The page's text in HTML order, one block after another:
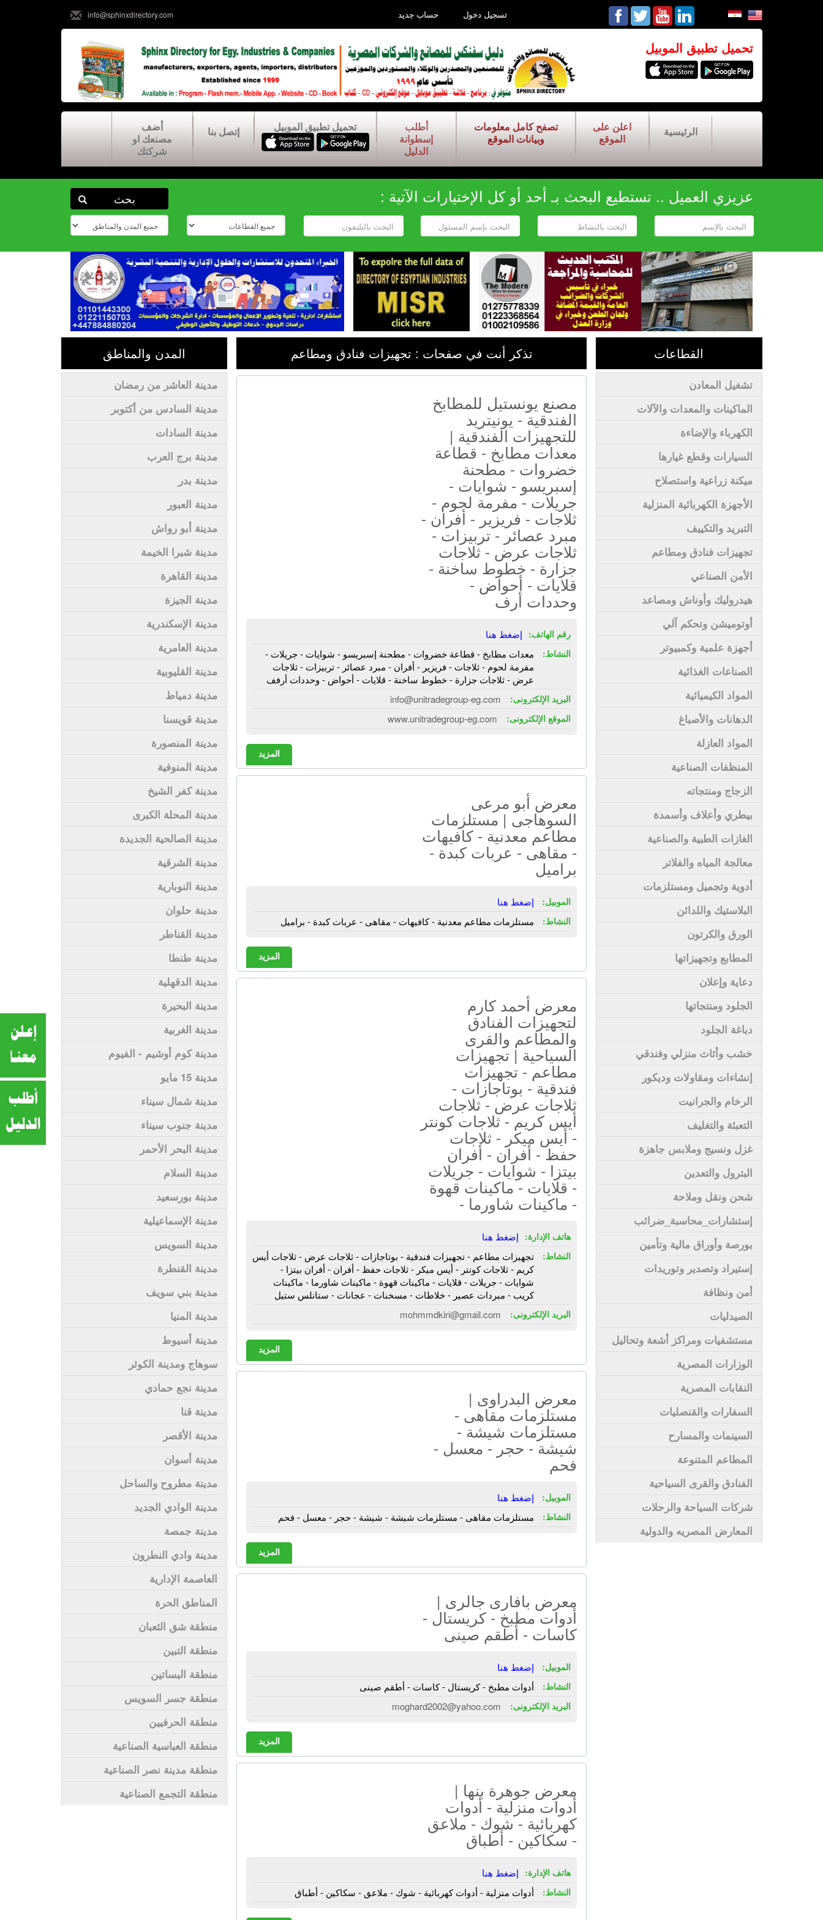
تسجيل دخول حساب جديد info@sphinxdirectory.com
تحميل تطبيق الموبيل
الرئيسية
اعلن على
الموقع
تصفح كامل معلومات
وبيانات الموقع
أطلب
إسطوانة
الدليل
تحميل تطبيق الموبيل إتصل بنا
أضف
مصنعك او
شركتك
عزيزي العميل .. تستطيع البحث بـ أحد أو كل الإختيارات الآتية :
القطاعات
تشغيل المعادن
الماكينات والمعدات والآلات
الكهرباء والإضاءة
السيارات وقطع غيارها
ميكنة زراعية واستصلاح
الأجهزة الكهربائية المنزلية
التبريد والتكييف
تجهيزات فنادق ومطاعم
الأمن الصناعي
هيدروليك وأوناش ومصاعد
أوتوميشن وتحكم آلي
أجهزة علمية وكمبيوتر
الصناعات الغذائية
المواد الكيميائية
الدهانات والأصباغ
المواد العازلة
المنظفات الصناعية
الزجاج ومنتجاته
بيطري وأعلاف وأسمدة
الغازات الطبية والصناعية
معالجة المياه والفلاتر
أدوية وتجميل ومستلزمات
البلاستيك واللدائن
الورق والكرتون
المطابع وتجهيزاتها
دعاية وإعلان
الجلود ومنتجاتها
دباغة الجلود
خشب وأثاث منزلي وفندقي
إنشاءات ومقاولات وديكور
الرخام والجرانيت
التعبئة والتغليف
غزل ونسيج وملابس جاهزة
البترول والتعدين
شحن ونقل وملاحة
إستشارات_محاسبة_ضرائب
بورصة وأوراق مالية وتأمين
إستيراد وتصدير وتوريدات
أمن ونظافة
الصيدليات
مستشفيات ومراكز أشعة وتحاليل
الوزارات المصرية
النقابات المصرية
السفارات والقنصليات
السينمات والمسارح
المطاعم المتنوعة
الفنادق والقرى السياحية
شركات السياحة والرحلات
المعارض المصريه والدولية
تذكر أنت في صفحات : تجهيزات فنادق ومطاعم
مصنع يونستيل للمطابخ
الفندقية - يونيتريد
للتجهيزات الفندقية |
معدات مطابخ - قطاعة
خضروات - مطحنة
إسبريسو - شوايات -
جريلات - مفرمة لحوم -
ثلاجات - فريزير - أفران -
مبرد عصائر - تربيزات -
ثلاجات عرض - ثلاجات
جزارة - خطوط ساخنة -
قلايات - أحواض -
وحددات أرف
رقم الهاتف: إضغط هنا
النشاط:
معدات مطابخ - قطاعة خضروات - مطحنة إسبريسو - شوايات - جريلات -
مفرمة لحوم - ثلاجات - فريزير - أفران - مبرد عصائر - تربيزات - ثلاجات
عرض - ثلاجات جزارة - خطوط ساخنة - قلايات - أحواض - وحددات أرفف
البريد الإلكترونى: info@unitradegroup-eg.com
الموقع الإلكترونى: www.unitradegroup-eg.com
المزيد
معرض أبو مرعى
السوهاجى | مستلزمات
مطاعم معدنية - كافيهات
- مقاهى - عربات كبدة -
براميل
الموبيل: إضغط هنا
النشاط: مستلزمات مطاعم معدنية - كافيهات - مقاهى - عربات كبدة - براميل
المزيد
معرض أحمد كارم
لتجهيزات الفنادق
والمطاعم والقرى
السياحية | تجهيزات
مطاعم - تجهيزات
فندقية - بوتاجازات -
ثلاجات عرض - ثلاجات
أيس كريم - ثلاجات كونتر
- أيس ميكر - ثلاجات
حفظ - أفران - أفران
بيتزا - شوايات - جريلات
- قلايات - ماكينات قهوة
- ماكينات شاورما -
هاتف الإدارة: إضغط هنا
النشاط:
تجهيزات مطاعم - تجهيزات فندقية - بوتاجازات - ثلاجات عرض - ثلاجات أيس
كريم - ثلاجات كونتر - أيس ميكر - ثلاجات حفظ - أفران - أفران بيتزا -
شوايات - جريلات - قلايات - ماكينات قهوة - ماكينات شاورما - ماكينات
كريب - مبردات عصير - خلاطات - مسخنات - عجانات - ستانلس ستيل
البريد الإلكترونى: mohmmdkiri@gmail.com
المزيد
معرض البدراوى |
مستلزمات مقاهى -
مستلزمات شيشة -
شيشة - حجر - معسل -
فحم
الموبيل: إضغط هنا
النشاط: مستلزمات مقاهى - مستلزمات شيشة - شيشة - حجر - معسل - فحم
المزيد
معرض بافارى جالرى |
أدوات مطبخ - كريستال -
كاسات - أطقم صينى
الموبيل: إضغط هنا
النشاط: أدوات مطبخ - كريستال - كاسات - أطقم صينى
البريد الإلكترونى: moghard2002@yahoo.com
المزيد
معرض جوهرة بنها |
أدوات منزلية - أدوات
كهربائية - شوك - ملاعق
- سكاكين - أطباق
هاتف الإدارة: إضغط هنا
النشاط: أدوات منزلية - أدوات كهربائية - شوك - ملاعق - سكاكين - أطباق
المدن والمناطق
مدينة العاشر من رمضان
مدينة السادس من أكتوبر
مدينة السادات
مدينة برج العرب
مدينة بدر
مدينة العبور
مدينة أبو رواش
مدينة شبرا الخيمة
مدينة القاهرة
مدينة الجيزة
مدينة الإسكندرية
مدينة العامرية
مدينة القليوبية
مدينة دمياط
مدينة قويسنا
مدينة المنصورة
مدينة المنوفية
مدينة كفر الشيخ
مدينة المحلة الكبرى
مدينة الصالحية الجديدة
مدينة الشرقية
مدينة النوبارية
مدينة حلوان
مدينة القناطر
مدينة طنطا
مدينة الدقهلية
مدينة البحيرة
مدينة الغربية
مدينة كوم أوشيم - الفيوم
مدينة 15 مايو
مدينة شمال سيناء
مدينة جنوب سيناء
مدينة البحر الأحمر
مدينة السلام
مدينة بورسعيد
مدينة الإسماعيلية
مدينة السويس
مدينة القنطرة
مدينة بني سويف
مدينة المنيا
مدينة أسيوط
سوهاج ومدينة الكوثر
مدينة نجع حمادي
مدينة قنا
مدينة الأقصر
مدينة أسوان
مدينة مطروح والساحل
مدينة الوادي الجديد
مدينة جمصة
مدينة وادي النطرون
العاصمة الإدارية
المناطق الحرة
منطقة شق الثعبان
منطقة التبين
منطقة البساتين
منطقة جسر السويس
منطقة الحرفيين
منطقة العباسية الصناعية
منطقة مدينة نصر الصناعية
منطقة التجمع الصناعية